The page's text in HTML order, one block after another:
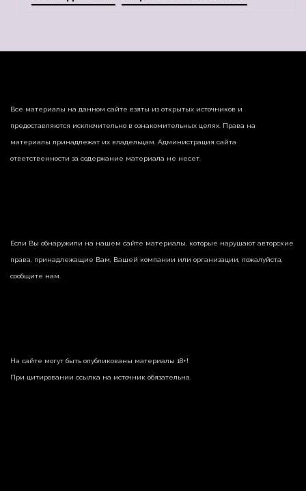
Все материалы на данном сайте взяты из открытых источников и
предоставляются исключительно в ознакомительных целях. Права на
материалы принадлежат их владельцам. Администрация сайта
ответственности за содержание материала не несет.
Если Вы обнаружили на нашем сайте материалы, которые нарушают авторские
права, принадлежащие Вам, Вашей компании или организации, пожалуйста,
сообщите нам.
На сайте могут быть опубликованы материалы 18+!
При цитировании ссылка на источник обязательна.